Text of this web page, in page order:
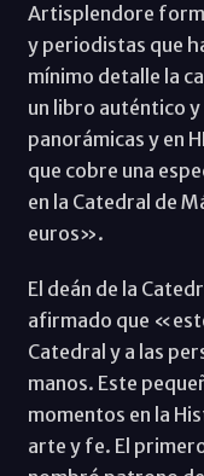
Artisplendore
y periodistas que
mínimo detalle la
un libro auténtico
panorámicas y en
que cobre una
en la Catedral de
euros».
El deán de la
afirmado que
Catedral y a las
manos. Este
momentos en la
arte y fe. El